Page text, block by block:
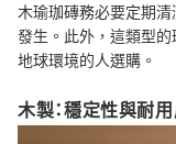
木瑜珈磚務必要定期
發生。此外，這類型
地球環境的人選購。
木製：穩定性與耐